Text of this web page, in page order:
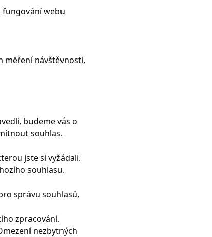
fungování webu
měření návštěvnosti,
budeme vás o
souhlas.
jste si vyžádali.
souhlasu.
správu souhlasů,
zpracování.
nezbytných